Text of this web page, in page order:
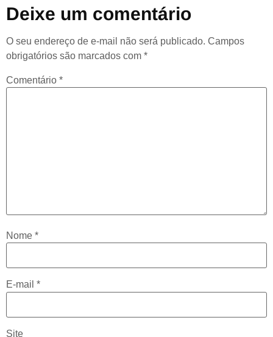
Deixe um comentário
O seu endereço de e-mail não será publicado. Campos
obrigatórios são marcados com *
Comentário *
Nome *
E-mail *
Site